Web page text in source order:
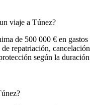
viaje a Túnez?
de 500 000 € en gastos
repatriación, cancelación
según la duración